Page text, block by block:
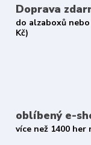
Doprava
do alzaboxů
Kč)
oblíbený e-
více než 1400 her